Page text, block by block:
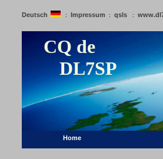
Deutsch : Impressum : qsls :
CQ de
DL7SP
Home